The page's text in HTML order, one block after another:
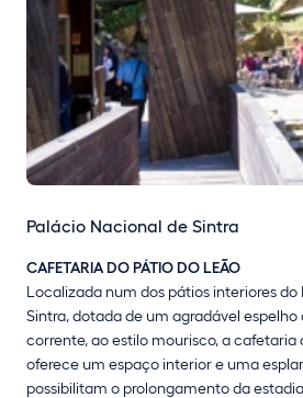
Palácio Nacional de Sintra
CAFETARIA DO PÁTIO DO LEÃO
Localizada num dos pátios interiores do
Sintra, dotada de um agradável espelho
corrente, ao estilo mourisco, a cafetaria
oferece um espaço interior e uma
possibilitam o prolongamento da